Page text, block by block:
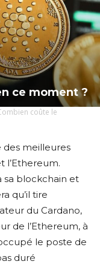
ce moment ?
coûte le
des meilleures
l’Ethereum.
sa blockchain et
qu’il tire
du Cardano,
de l’Ethereum, à
le poste de
duré